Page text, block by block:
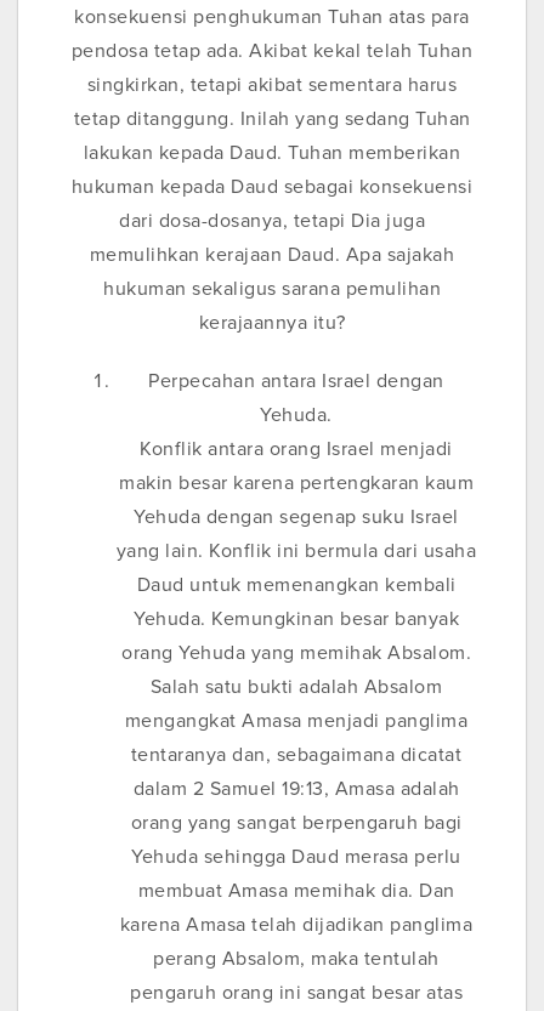
konsekuensi penghukuman Tuhan atas para
pendosa tetap ada. Akibat kekal telah Tuhan
singkirkan, tetapi akibat sementara harus
tetap ditanggung. Inilah yang sedang Tuhan
lakukan kepada Daud. Tuhan memberikan
hukuman kepada Daud sebagai konsekuensi
dari dosa-dosanya, tetapi Dia juga
memulihkan kerajaan Daud. Apa sajakah
hukuman sekaligus sarana pemulihan
kerajaannya itu?
Perpecahan antara Israel dengan
Yehuda.
Konflik antara orang Israel menjadi
makin besar karena pertengkaran kaum
Yehuda dengan segenap suku Israel
yang lain. Konflik ini bermula dari usaha
Daud untuk memenangkan kembali
Yehuda. Kemungkinan besar banyak
orang Yehuda yang memihak Absalom.
Salah satu bukti adalah Absalom
mengangkat Amasa menjadi panglima
tentaranya dan, sebagaimana dicatat
dalam 2 Samuel 19:13, Amasa adalah
orang yang sangat berpengaruh bagi
Yehuda sehingga Daud merasa perlu
membuat Amasa memihak dia. Dan
karena Amasa telah dijadikan panglima
perang Absalom, maka tentulah
pengaruh orang ini sangat besar atas